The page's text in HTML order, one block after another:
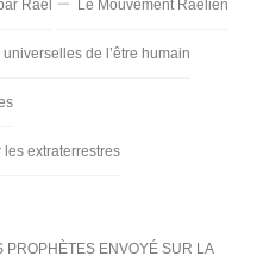
Raël Le Mouvement Raélien
de l’être humain
extraterrestres
PROPHÈTES ENVOYÉ SUR LA